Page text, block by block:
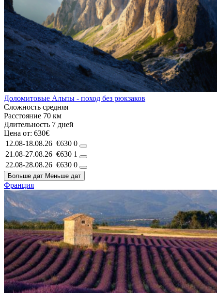
Доломитовые Альпы - поход без рюкзаков
Сложность средняя
Расстояние 70 км
Длительность 7 дней
Цена от: 630€
12.08-18.08.26 €630 0
21.08-27.08.26 €630 1
22.08-28.08.26 €630 0
Больше дат Меньше дат
Франция